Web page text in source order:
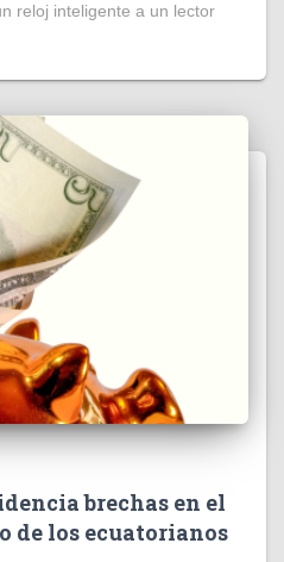
reloj inteligente a un lector
brechas en el
de los ecuatorianos